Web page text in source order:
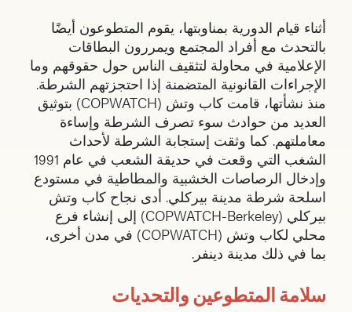
أثناء قيام الدورية بمناوبتها، يقوم المتطوعون أيضًا
بالتحدث مع أفراد المجتمع ويمررون البطاقات
الإعلامية في محاولة لتثقيف الناس حول حقوقهم وما
الإجراءات القانونية المتضمنة إذا احتجزتهم الشرطة.
منذ نشأتها، قامت كاب وتش (COPWATCH) بتوثيق
العديد من حوادث سوء تصرف الشرطة وإساءة
معاملتهم. كما وثقت إستجابة الشرطة لأحداث
الشغب التي وقعت في حديقة الشعب في عام 1991
وإدخال الرصاصات الخشبية والمطاطية في مستودع
اسلحة شرطة مدينة بيركلي. أدى نجاح كاب وتش
بيركلي (COPWATCH-Berkeley) إلى إنشاء فرع
محلي لكاب وتش (COPWATCH) في مدن أخرى،
بما في ذلك مدينة دينفر.
سلامة المتطوعين والتحديات